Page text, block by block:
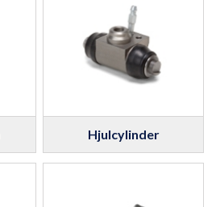
Hjulcylinder